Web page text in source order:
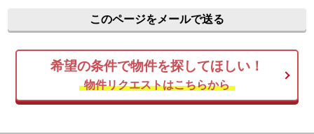
このページをメールで送る
希望の条件で物件を探してほしい！
物件リクエストはこちらから